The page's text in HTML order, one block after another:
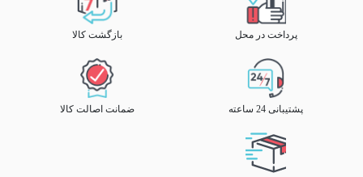
پرداخت در محل بازگشت کالا
پشتیبانی 24 ساعته ضمانت اصالت کالا